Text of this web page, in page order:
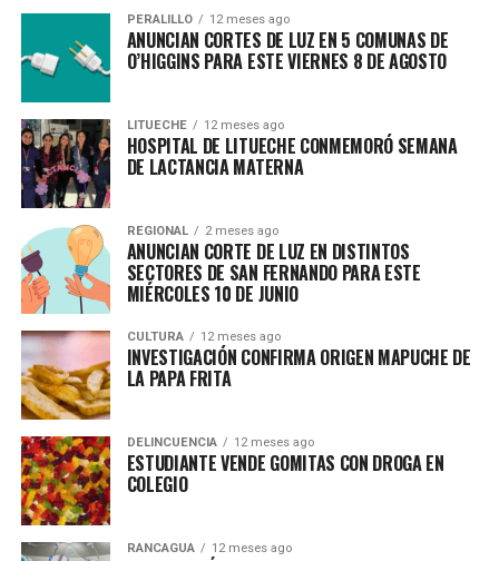
PERALILLO 12 meses ago
ANUNCIAN CORTES DE LUZ EN 5 COMUNAS DE
O’HIGGINS PARA ESTE VIERNES 8 DE AGOSTO
LITUECHE 12 meses ago
HOSPITAL DE LITUECHE CONMEMORÓ SEMANA
DE LACTANCIA MATERNA
REGIONAL 2 meses ago
ANUNCIAN CORTE DE LUZ EN DISTINTOS
SECTORES DE SAN FERNANDO PARA ESTE
MIÉRCOLES 10 DE JUNIO
CULTURA 12 meses ago
INVESTIGACIÓN CONFIRMA ORIGEN MAPUCHE DE
LA PAPA FRITA
DELINCUENCIA 12 meses ago
ESTUDIANTE VENDE GOMITAS CON DROGA EN
COLEGIO
RANCAGUA 12 meses ago